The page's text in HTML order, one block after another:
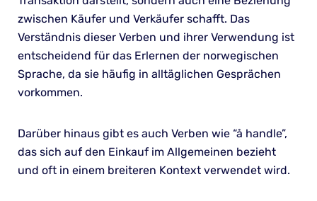
zwischen Käufer und Verkäufer schafft. Das
Verständnis dieser Verben und ihrer Verwendung ist
entscheidend für das Erlernen der norwegischen
Sprache, da sie häufig in alltäglichen Gesprächen
vorkommen.
Darüber hinaus gibt es auch Verben wie “å handle”,
das sich auf den Einkauf im Allgemeinen bezieht
und oft in einem breiteren Kontext verwendet wird.